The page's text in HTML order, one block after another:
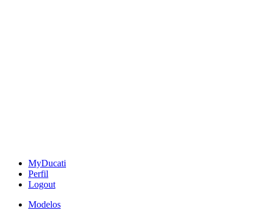
MyDucati
Perfil
Logout
Modelos